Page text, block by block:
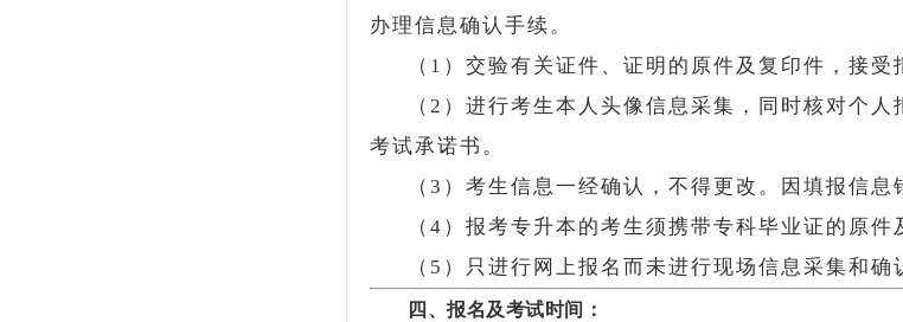
办理信息确认手续。
（1）交验有关证件、证明的原件及复印件，接受
（2）进行考生本人头像信息采集，同时核对个
考试承诺书。
（3）考生信息一经确认，不得更改。因填报信
（4）报考专升本的考生须携带专科毕业证的原
（5）只进行网上报名而未进行现场信息采集和确
四、报名及考试时间：